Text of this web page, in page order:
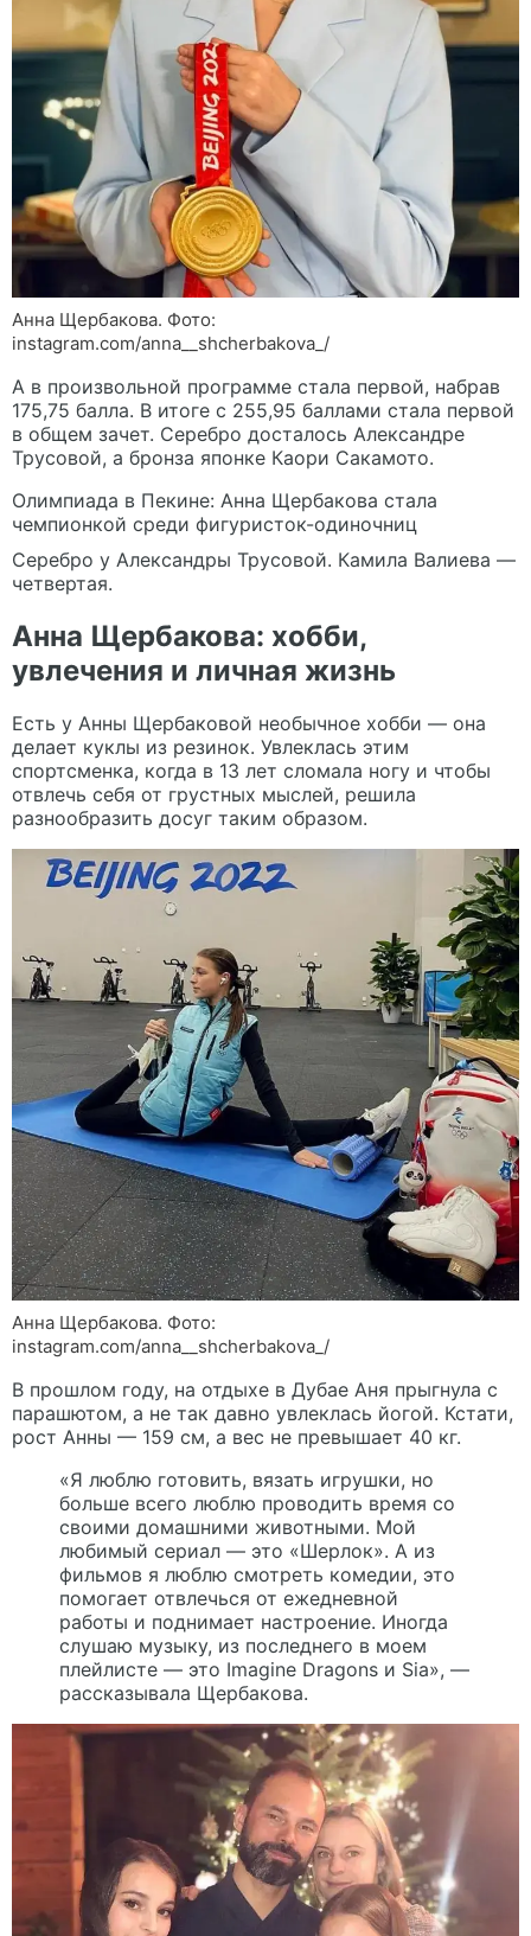
Анна Щербакова. Фото:
instagram.com/anna__shcherbakova_/
А в произвольной программе стала первой, набрав
175,75 балла. В итоге с 255,95 баллами стала первой
в общем зачет. Серебро досталось Александре
Трусовой, а бронза японке Каори Сакамото.
Олимпиада в Пекине: Анна Щербакова стала
чемпионкой среди фигуристок-одиночниц
Серебро у Александры Трусовой. Камила Валиева —
четвертая.
Анна Щербакова: хобби,
увлечения и личная жизнь
Есть у Анны Щербаковой необычное хобби — она
делает куклы из резинок. Увлеклась этим
спортсменка, когда в 13 лет сломала ногу и чтобы
отвлечь себя от грустных мыслей, решила
разнообразить досуг таким образом.
Анна Щербакова. Фото:
instagram.com/anna__shcherbakova_/
В прошлом году, на отдыхе в Дубае Аня прыгнула с
парашютом, а не так давно увлеклась йогой. Кстати,
рост Анны — 159 см, а вес не превышает 40 кг.
«Я люблю готовить, вязать игрушки, но
больше всего люблю проводить время со
своими домашними животными. Мой
любимый сериал — это «Шерлок». А из
фильмов я люблю смотреть комедии, это
помогает отвлечься от ежедневной
работы и поднимает настроение. Иногда
слушаю музыку, из последнего в моем
плейлисте — это Imagine Dragons и Sia», —
рассказывала Щербакова.